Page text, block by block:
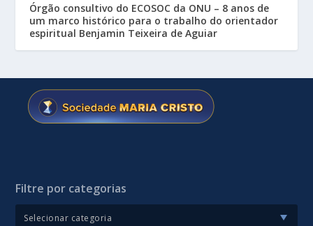
Órgão consultivo do ECOSOC da ONU – 8 anos de
um marco histórico para o trabalho do orientador
espiritual Benjamin Teixeira de Aguiar
Filtre por categorias